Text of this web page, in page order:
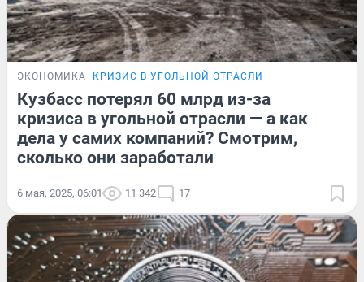
ЭКОНОМИКА КРИЗИС В УГОЛЬНОЙ ОТРАСЛИ
Кузбасс потерял 60 млрд из-за
кризиса в угольной отрасли — а как
дела у самих компаний? Смотрим,
сколько они заработали
6 мая, 2025, 06:01 11 342 17